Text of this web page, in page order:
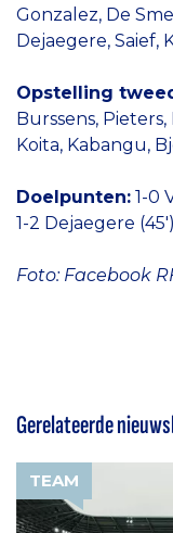
Gonzalez, De
Dejaegere, Saief,
Opstelling
Burssens, Pieters,
Koita, Kabangu,
Doelpunten: 1-0
1-2 Dejaegere
Foto: Facebook
Gerelateerde
TEAM